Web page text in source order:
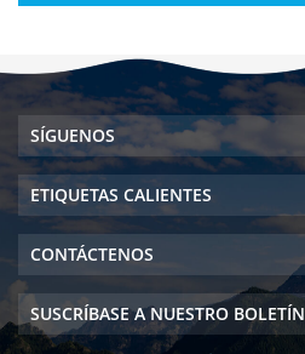
SÍGUENOS
ETIQUETAS CALIENTES
CONTÁCTENOS
SUSCRÍBASE A NUESTRO BOLETÍN